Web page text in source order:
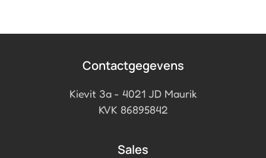
Contactgegevens
Kievit 3a - 4021 JD Maurik
KVK 86895842
Sales